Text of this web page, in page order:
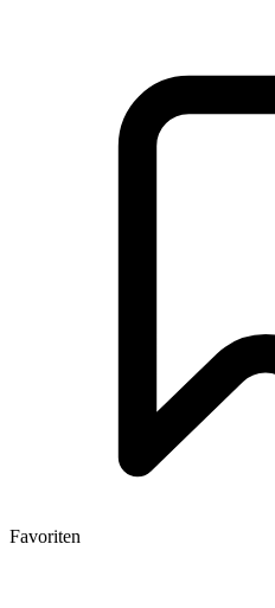
Favoriten